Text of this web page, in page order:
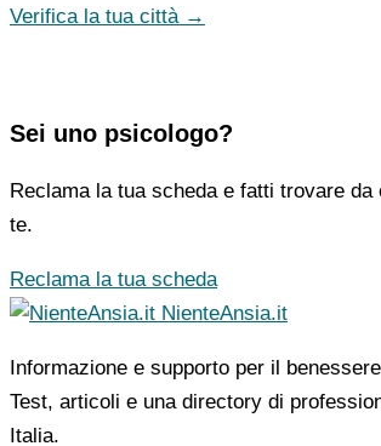
Verifica la tua città →
Sei uno psicologo?
Reclama la tua scheda e fatti trovare da
te.
Reclama la tua scheda
NienteAnsia.it
Informazione e supporto per il
Test, articoli e una directory di
Italia.